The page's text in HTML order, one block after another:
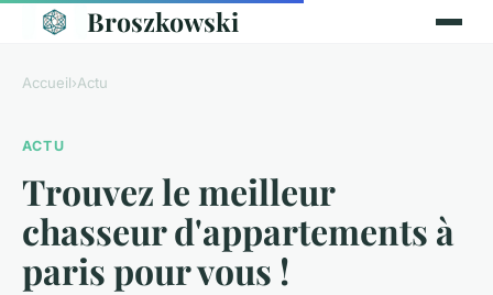
Broszkowski
Accueil›Actu
ACTU
Trouvez le meilleur
chasseur d'appartements à
paris pour vous !